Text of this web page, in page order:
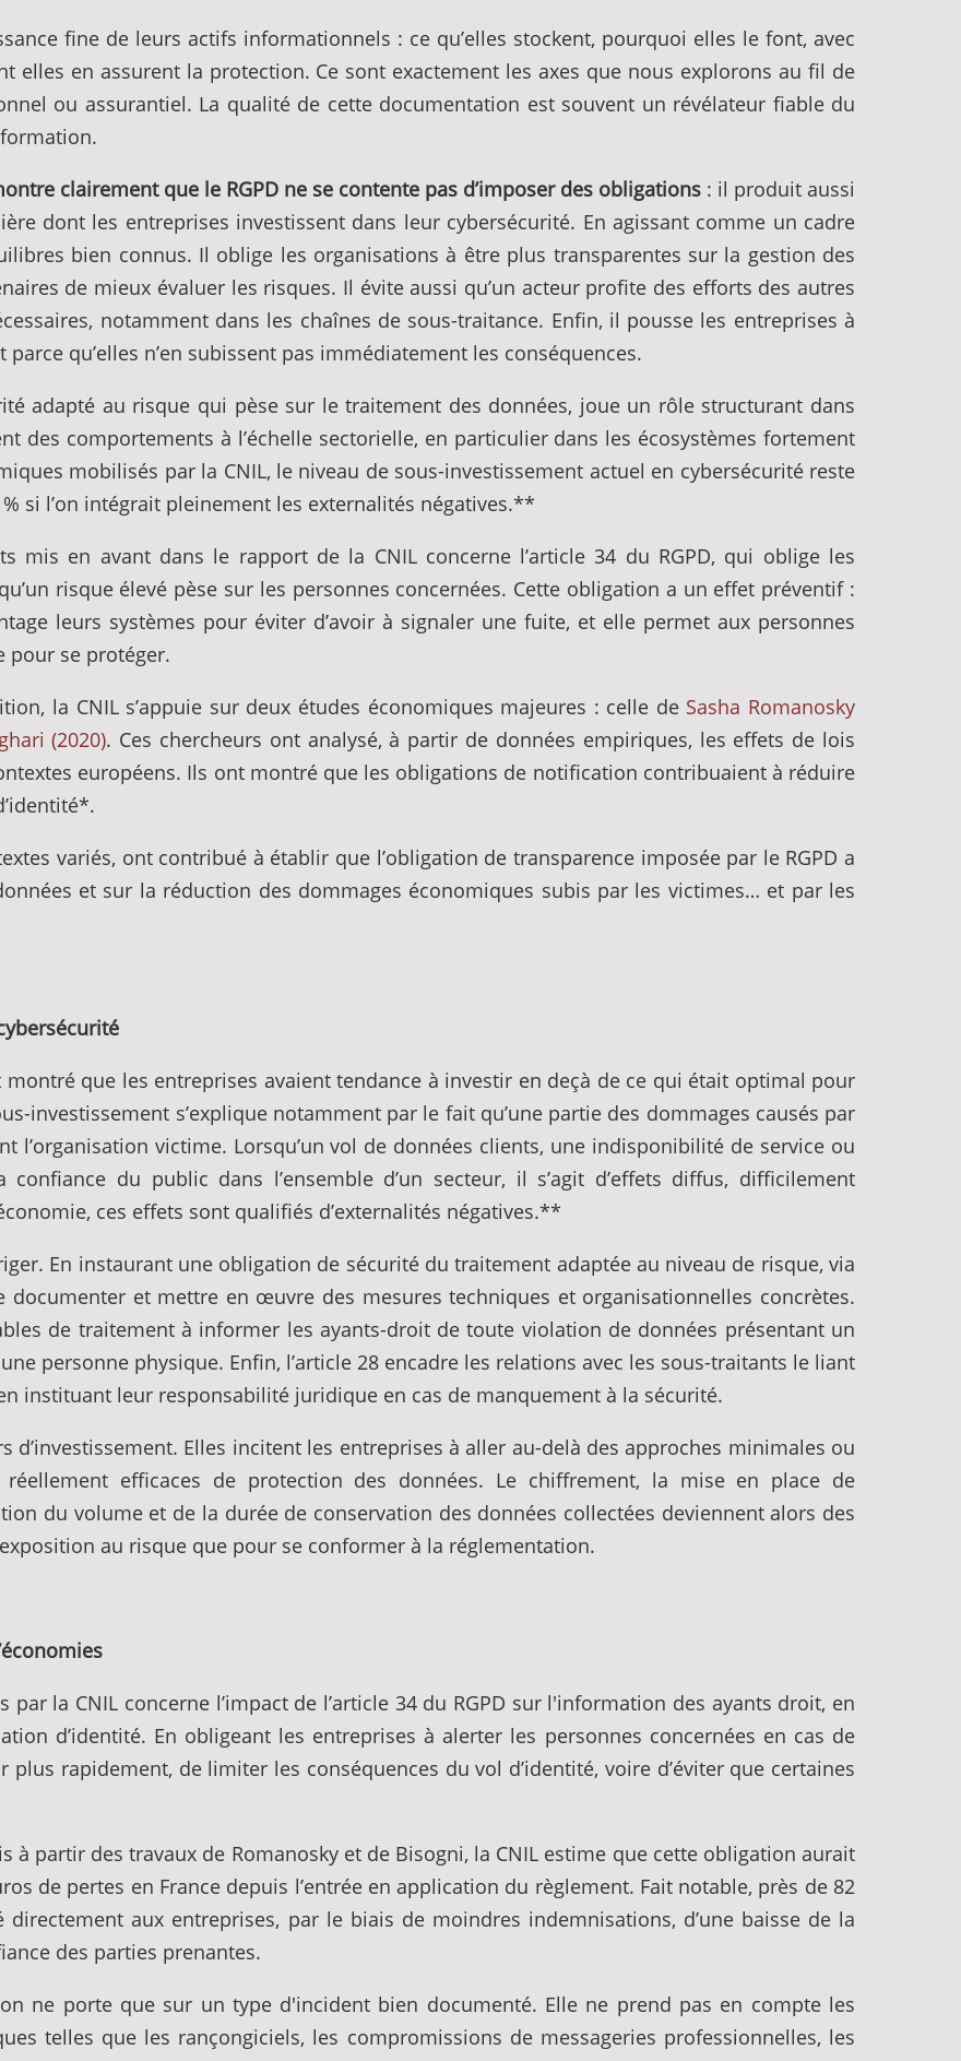
fine de leurs actifs informationnels : ce qu’elles stockent, pourquoi elles le font, avec
elles en assurent la protection. Ce sont exactement les axes que nous explorons au fil de
ou assurantiel. La qualité de cette documentation est souvent un révélateur fiable du
clairement que le RGPD ne se contente pas d’imposer des obligations : il produit aussi
dont les entreprises investissent dans leur cybersécurité. En agissant comme un cadre
bien connus. Il oblige les organisations à être plus transparentes sur la gestion des
de mieux évaluer les risques. Il évite aussi qu’un acteur profite des efforts des autres
notamment dans les chaînes de sous-traitance. Enfin, il pousse les entreprises à
qu’elles n’en subissent pas immédiatement les conséquences.
adapté au risque qui pèse sur le traitement des données, joue un rôle structurant dans
des comportements à l’échelle sectorielle, en particulier dans les écosystèmes fortement
mobilisés par la CNIL, le niveau de sous-investissement actuel en cybersécurité reste
si l’on intégrait pleinement les externalités négatives.**
mis en avant dans le rapport de la CNIL concerne l’article 34 du RGPD, qui oblige les
risque élevé pèse sur les personnes concernées. Cette obligation a un effet préventif :
leurs systèmes pour éviter d’avoir à signaler une fuite, et elle permet aux personnes
pour se protéger.
la CNIL s’appuie sur deux études économiques majeures : celle de Sasha Romanosky
(2020). Ces chercheurs ont analysé, à partir de données empiriques, les effets de lois
européens. Ils ont montré que les obligations de notification contribuaient à réduire
variés, ont contribué à établir que l’obligation de transparence imposée par le RGPD a
et sur la réduction des dommages économiques subis par les victimes… et par les
que les entreprises avaient tendance à investir en deçà de ce qui était optimal pour
investissement s’explique notamment par le fait qu’une partie des dommages causés par
l’organisation victime. Lorsqu’un vol de données clients, une indisponibilité de service ou
du public dans l’ensemble d’un secteur, il s’agit d’effets diffus, difficilement
ces effets sont qualifiés d’externalités négatives.**
En instaurant une obligation de sécurité du traitement adaptée au niveau de risque, via
et mettre en œuvre des mesures techniques et organisationnelles concrètes.
de traitement à informer les ayants-droit de toute violation de données présentant un
personne physique. Enfin, l’article 28 encadre les relations avec les sous-traitants le liant
instituant leur responsabilité juridique en cas de manquement à la sécurité.
d’investissement. Elles incitent les entreprises à aller au-delà des approches minimales ou
efficaces de protection des données. Le chiffrement, la mise en place de
du volume et de la durée de conservation des données collectées deviennent alors des
au risque que pour se conformer à la réglementation.
par la CNIL concerne l’impact de l’article 34 du RGPD sur l'information des ayants droit, en
d’identité. En obligeant les entreprises à alerter les personnes concernées en cas de
rapidement, de limiter les conséquences du vol d’identité, voire d’éviter que certaines
à partir des travaux de Romanosky et de Bisogni, la CNIL estime que cette obligation aurait
de pertes en France depuis l’entrée en application du règlement. Fait notable, près de 82
aux entreprises, par le biais de moindres indemnisations, d’une baisse de la
des parties prenantes.
ne porte que sur un type d'incident bien documenté. Elle ne prend pas en compte les
telles que les rançongiciels, les compromissions de messageries professionnelles, les